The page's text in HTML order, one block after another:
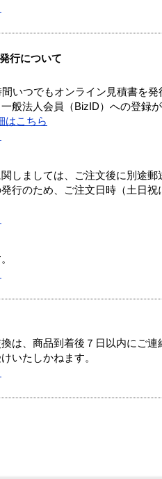
行について
いつでもオンライン見積書を発
般法人会員（BizID）への登録が
はこちら
しましては、ご注文後に別途郵
行のため、ご注文日時（土日
は、商品到着後７日以内にご
いたしかねます。